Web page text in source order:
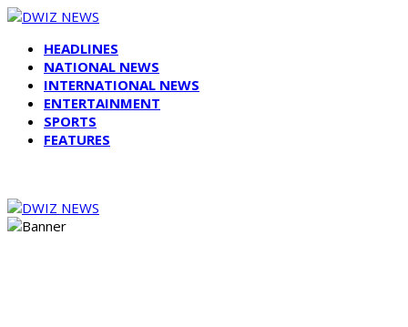
HEADLINES
NATIONAL NEWS
INTERNATIONAL NEWS
ENTERTAINMENT
SPORTS
FEATURES